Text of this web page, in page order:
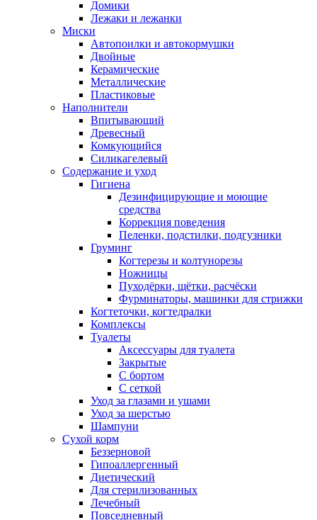
Домики
Лежаки и лежанки
Миски
Автопоилки и автокормушки
Двойные
Керамические
Металлические
Пластиковые
Наполнители
Впитывающий
Древесный
Комкующийся
Силикагелевый
Содержание и уход
Гигиена
Дезинфицирующие и моющие
средства
Коррекция поведения
Пеленки, подстилки, подгузники
Груминг
Когтерезы и колтунорезы
Ножницы
Пуходёрки, щётки, расчёски
Фурминаторы, машинки для стрижки
Когтеточки, когтедралки
Комплексы
Туалеты
Аксессуары для туалета
Закрытые
С бортом
С сеткой
Уход за глазами и ушами
Уход за шерстью
Шампуни
Сухой корм
Беззерновой
Гипоаллергенный
Диетический
Для стерилизованных
Лечебный
Повседневный